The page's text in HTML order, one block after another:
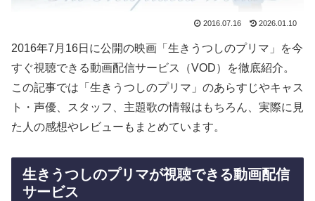
2016.07.16 2026.01.10
2016年7月16日に公開の映画「生きうつしのプリマ」を今
すぐ視聴できる動画配信サービス（VOD）を徹底紹介。
この記事では「生きうつしのプリマ」のあらすじやキャス
ト・声優、スタッフ、主題歌の情報はもちろん、実際に見
た人の感想やレビューもまとめています。
生きうつしのプリマが視聴できる動画配信
サービス